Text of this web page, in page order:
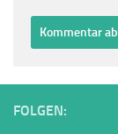
FOLGEN: